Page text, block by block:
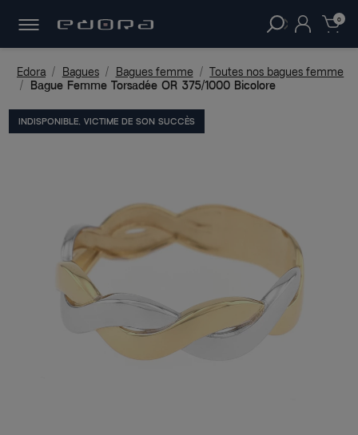
clear 0
Edora Bagues Bagues femme
Toutes nos bagues femme
Bague Femme Torsadée OR 375/1000 Bicolore
INDISPONIBLE, VICTIME DE SON SUCCÈS